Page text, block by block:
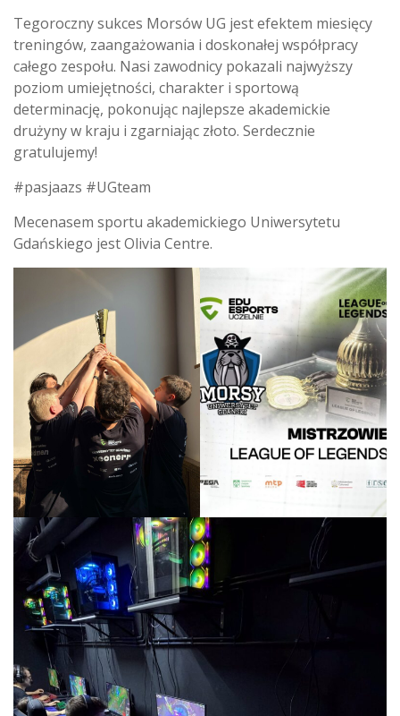
Tegoroczny sukces Morsów UG jest efektem miesięcy
treningów, zaangażowania i doskonałej współpracy
całego zespołu. Nasi zawodnicy pokazali najwyższy
poziom umiejętności, charakter i sportową
determinację, pokonując najlepsze akademickie
drużyny w kraju i zgarniając złoto. Serdecznie
gratulujemy!
#pasjaazs #UGteam
Mecenasem sportu akademickiego Uniwersytetu
Gdańskiego jest Olivia Centre.